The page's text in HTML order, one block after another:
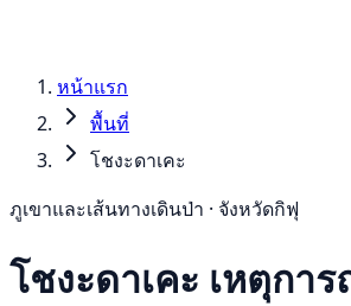
หน้าแรก
พื้นที่
โชงะดาเคะ
ภูเขาและเส้นทางเดินป่า · จังหวัดกิฟุ
โชงะดาเคะ เหตุกา